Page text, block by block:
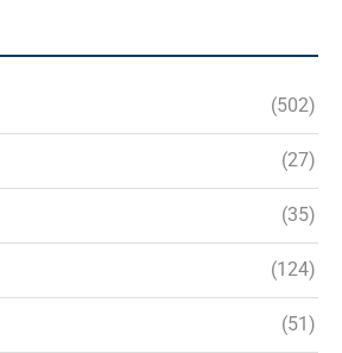
(502)
(27)
(35)
(124)
(51)